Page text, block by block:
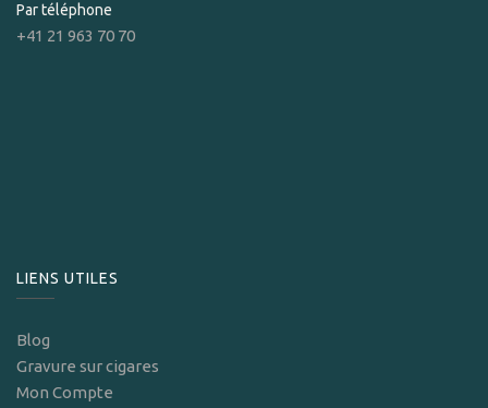
Par téléphone
+41 21 963 70 70
LIENS UTILES
Blog
Gravure sur cigares
Mon Compte